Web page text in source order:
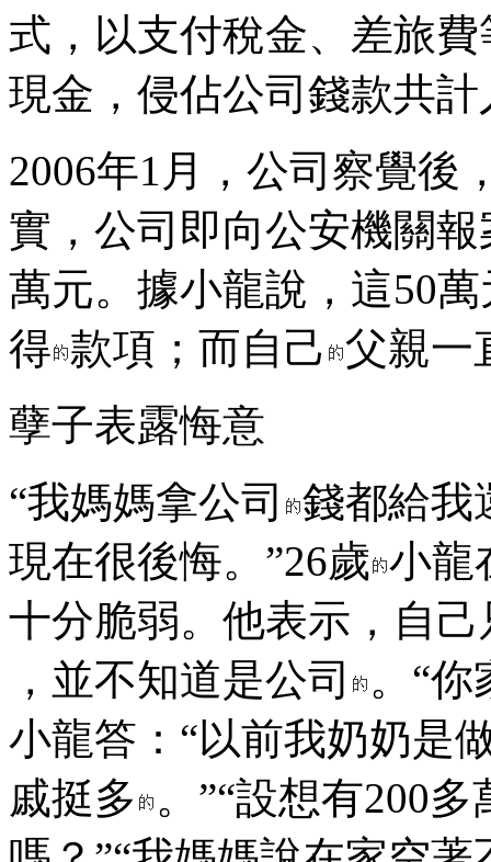
式，以支付稅金、差旅
現金，侵佔公司錢款共
2006年1月，公司察覺後
實，公司即向公安機關
萬元。據小龍說，這50
得 款項；而自己 父親一
孽子表露悔意
“我媽媽拿公司
錢都給我
現在很後悔。”26歲 小龍
十分脆弱。他表示，自
，並不知道是公司
。“
小龍答：“以前我奶奶是
戚挺多 。”“設想有200